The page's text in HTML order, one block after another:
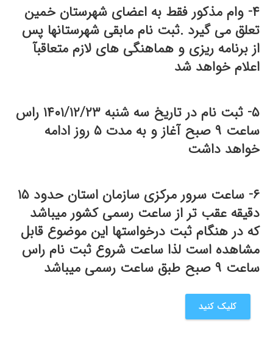
۴- وام مذکور فقط به اعضای شهرستان خمین
تعلق می گیرد .ثبت نام مابقی شهرستانها پس
از برنامه ریزی و هماهنگی های لازم متعاقبآ
اعلام خواهد شد
۵- ثبت نام در تاریخ سه شنبه ۱۴۰۱/۱۲/۲۳ راس
ساعت ۹ صبح آغاز و به مدت ۵ روز ادامه
خواهد داشت
۶- ساعت سرور مرکزی سازمان استان حدود ۱۵
دقیقه عقب تر از ساعت رسمی کشور میباشد
که در هنگام ثبت درخواستها این موضوع قابل
مشاهده است لذا ساعت شروع ثبت نام راس
ساعت ۹ صبح طبق ساعت رسمی میباشد
کلیک کنید